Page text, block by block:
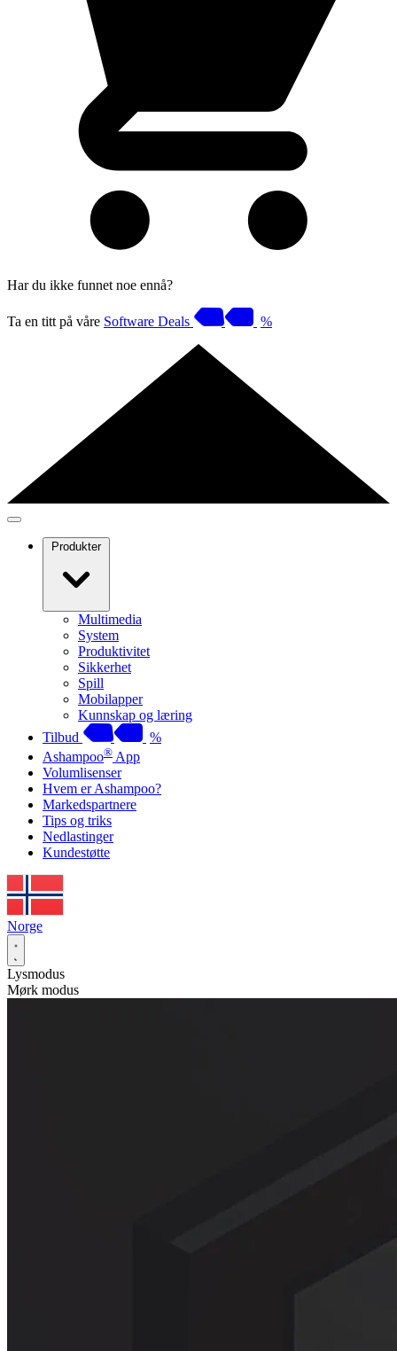
Har du ikke funnet noe ennå?
Ta en titt på våre Software Deals %
Produkter
Multimedia
System
Produktivitet
Sikkerhet
Spill
Mobilapper
Kunnskap og læring
Tilbud
%
Ashampoo® App
Volumlisenser
Hvem er Ashampoo?
Markedspartnere
Tips og triks
Nedlastinger
Kundestøtte
Norge
Lysmodus
Mørk modus